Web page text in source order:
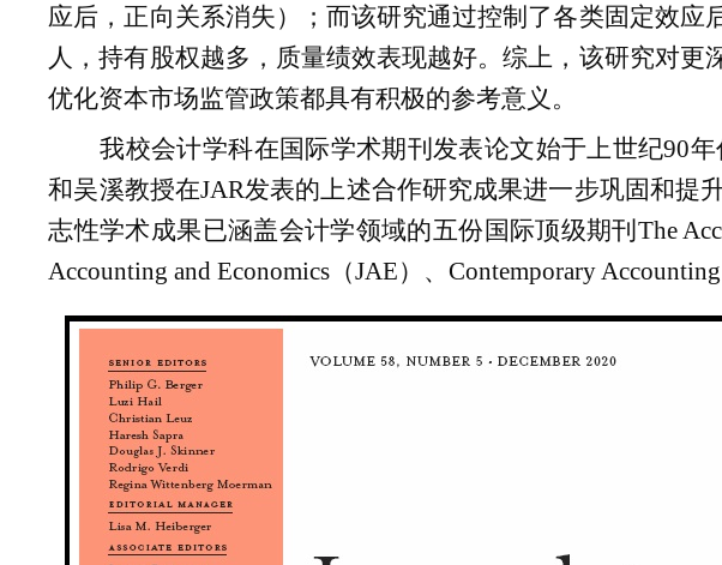
应后，正向关系消失）；而该研究通过控制了各类固定效
人，持有股权越多，质量绩效表现越好。综上，该研究对
优化资本市场监管政策都具有积极的参考意义。
我校会计学科在国际学术期刊发表论文始于上世纪90年
和吴溪教授在JAR发表的上述合作研究成果进一步巩固和提
志性学术成果已涵盖会计学领域的五份国际顶级期刊 The
Accounting and Economics （JAE）、Contemporary Accounting